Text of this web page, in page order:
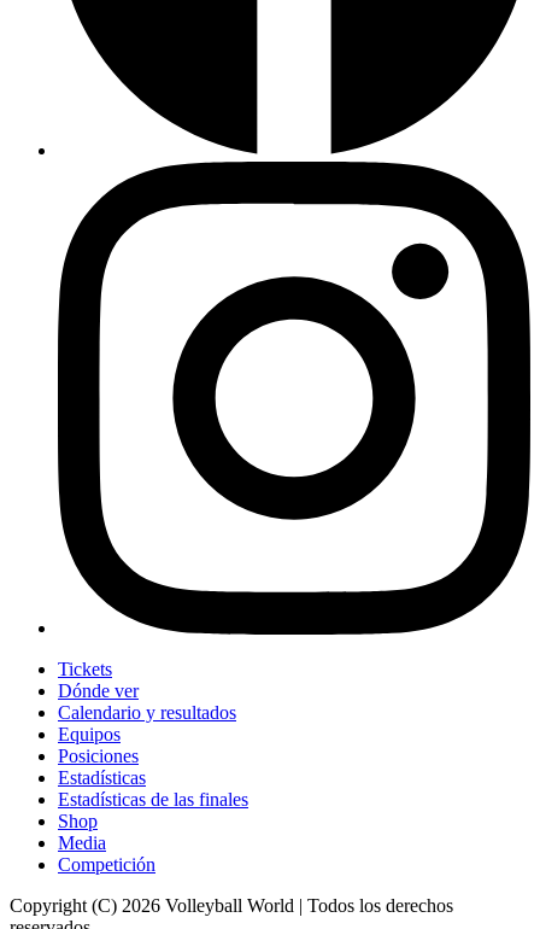
Tickets
Dónde ver
Calendario y resultados
Equipos
Posiciones
Estadísticas
Estadísticas de las finales
Shop
Media
Competición
Copyright (C) 2026 Volleyball World | Todos los derechos